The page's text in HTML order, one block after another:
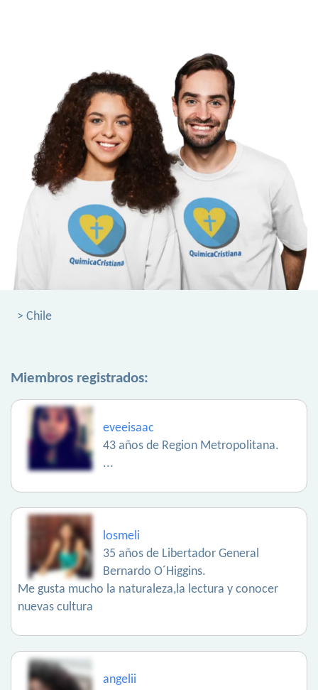
> Chile
Miembros registrados:
eveeisaac
43 años de Region Metropolitana.
...
losmeli
35 años de Libertador General
Bernardo O´Higgins.
Me gusta mucho la naturaleza,la lectura y conocer
nuevas cultura
angelii